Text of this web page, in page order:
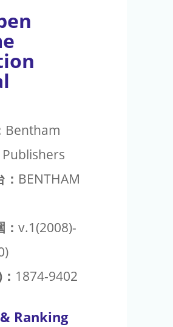
Bentham
Publishers
BENTHAM
v.1(2008)-
1874-9402
Ranking